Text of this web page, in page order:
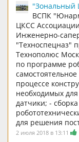
ВСПК
ЦКСС
Инженерно-
"Техноспецназ"
Технополюс
по программе
процессе
необходимых
датчики; -
для решения
2 июля 2018 в 13:11